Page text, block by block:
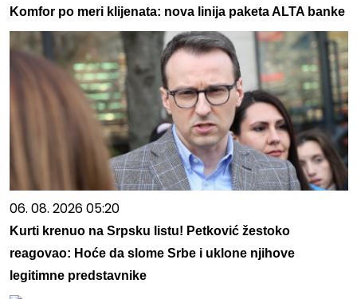
Komfor po meri klijenata: nova linija paketa ALTA banke
06. 08. 2026 05:20
Kurti krenuo na Srpsku listu! Petković žestoko
reagovao: Hoće da slome Srbe i uklone njihove
legitimne predstavnike